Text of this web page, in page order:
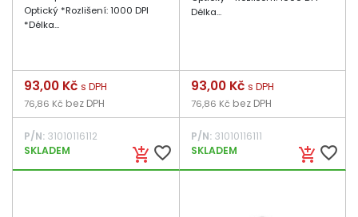
Optický *Rozlišení: 1000 DPI
*Délka...
add_shopping_cart favorite_border
Cena
93,00 Kč s DPH
76,86 Kč bez DPH
P/N: 31010116112
SKLADEM
Délka...
add_shopping_cart favorite_border
Cena
93,00 Kč s DPH
76,86 Kč bez DPH
P/N:31010116111
SKLADEM